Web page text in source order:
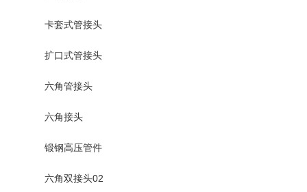
卡套式管接头
扩口式管接头
六角管接头
六角接头
锻钢高压管件
六角双接头02